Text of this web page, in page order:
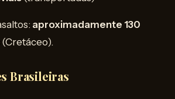
aproximadamente 130
(Cretáceo).
Brasileiras